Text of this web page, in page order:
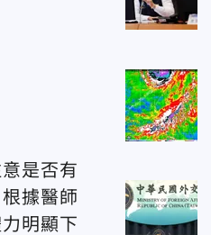
是否有
據醫師
明顯下